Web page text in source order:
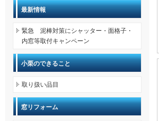
最新情報
緊急 泥棒対策にシャッター・面格子・
内窓等取付キャンペーン
小栗のできること
取り扱い品目
窓リフォーム